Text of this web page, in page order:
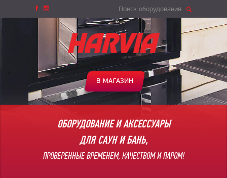
Поиск оборудования
В МАГАЗИН
ОБОРУДОВАНИЕ И АКСЕССУАРЫ
ДЛЯ САУН И БАНЬ,
ПРОВЕРЕННЫЕ ВРЕМЕНЕМ, КАЧЕСТВОМ И ПАРОМ!